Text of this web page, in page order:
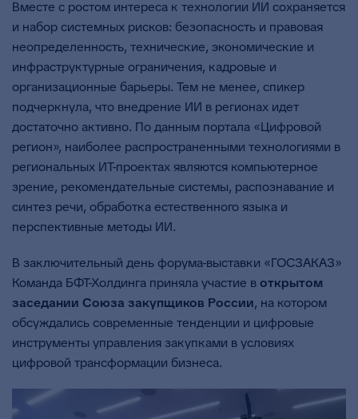
Вместе с ростом интереса к технологии ИИ сохраняется
и набор системных рисков: безопасность и правовая
неопределенность, технические, экономические и
инфраструктурные ограничения, кадровые и
организационные барьеры. Тем не менее, спикер
подчеркнула, что внедрение ИИ в регионах идет
достаточно активно. По данным портала «Цифровой
регион», наиболее распространенными технологиями в
региональных ИТ-проектах являются компьютерное
зрение, рекомендательные системы, распознавание и
синтез речи, обработка естественного языка и
перспективные методы ИИ.
В заключительный день форума-выставки «ГОСЗАКАЗ»
Команда БФТ-Холдинга приняла участие воткрытом
заседании Союза закупщиков России, на котором
обсуждались современные тенденции и цифровые
инструменты управления закупками в условиях
цифровой трансформации бизнеса.